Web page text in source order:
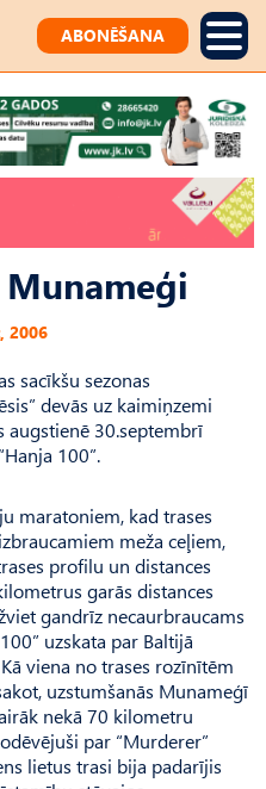
ABONĒŠANA
2006
sacīkšu sezonas
devās uz kaimiņzemi
augstienē 30.septembrī
100”.
maratoniem, kad trases
meža ceļiem,
profilu un distances
garās distances
gandrīz necaurbraucams
uzskata par Baltijā
viena no trases rozīnītēm
uzstumšanās Munameģī
nekā 70 kilometru
par “Murderer”
lietus trasi bija padarījis